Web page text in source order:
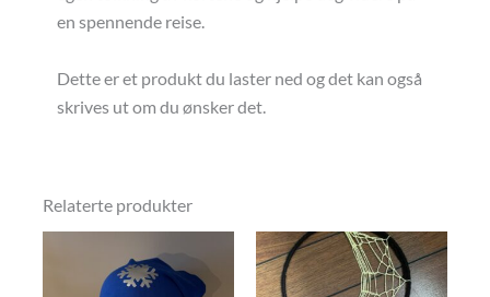
en spennende reise.
Dette er et produkt du laster ned og det kan også
skrives ut om du ønsker det.
Relaterte produkter